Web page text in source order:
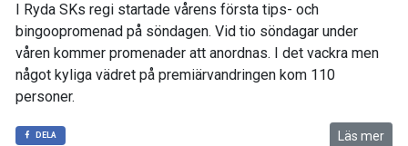
I Ryda SKs regi startade vårens första tips- och
bingoopromenad på söndagen. Vid tio söndagar under
våren kommer promenader att anordnas. I det vackra men
något kyliga vädret på premiärvandringen kom 110
personer.
DELA Läs mer